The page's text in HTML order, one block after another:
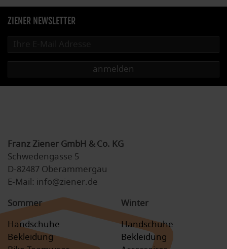
ZIENER NEWSLETTER
anmelden
Franz Ziener GmbH & Co. KG
Schwedengasse 5
D-82487 Oberammergau
E-Mail: info@ziener.de
Sommer
Handschuhe
Bekleidung
Winter
Handschuhe
Bekleidung